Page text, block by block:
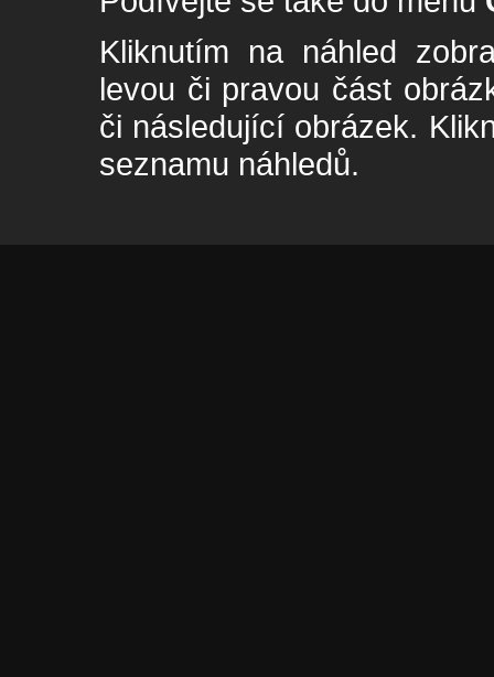
Kliknutím na náhled
levou či pravou část
či následující obrázek.
seznamu náhledů.